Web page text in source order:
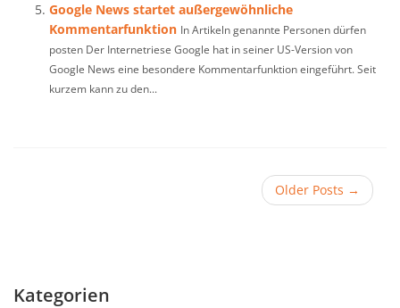
Google News startet außergewöhnliche
Kommentarfunktion In Artikeln genannte Personen dürfen
posten Der Internetriese Google hat in seiner US-Version von
Google News eine besondere Kommentarfunktion eingeführt. Seit
kurzem kann zu den...
Older Posts →
Kategorien